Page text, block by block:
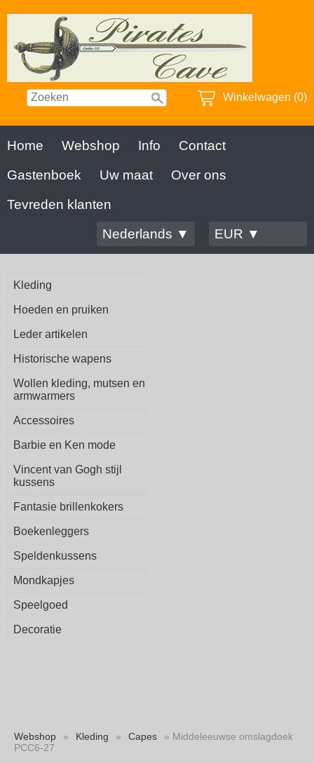
Winkelwagen (0)
Home Webshop Info
Contact
Gastenboek
Uw maat
Over ons
Tevreden klanten
Nederlands ▼
EUR ▼
Kleding
Hoeden en pruiken
Leder artikelen
Historische wapens
Wollen kleding, mutsen en
armwarmers
Accessoires
Barbie en Ken mode
Vincent van Gogh stijl
kussens
Fantasie brillenkokers
Boekenleggers
Speldenkussens
Mondkapjes
Speelgoed
Decoratie
Webshop » Kleding » Capes
» Middeleeuwse omslagdoek
PCC6-27